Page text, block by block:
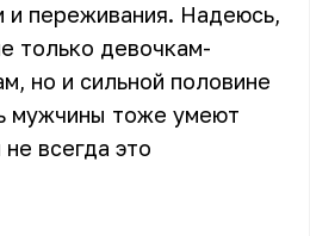
и переживания. Надеюсь,
только девочкам-
но и сильной половине
мужчины тоже умеют
всегда это